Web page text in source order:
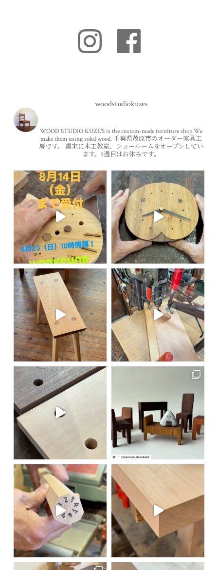
woodstudiokuzes
WOOD STUDIO KUZE'S is the custom-made furniture shop.We
make them using solid wood. 千葉県茂原市のオーダー家具工
房です。
週末に木工教室、ショールームをオープンしてい
ます。5週目はお休みです。